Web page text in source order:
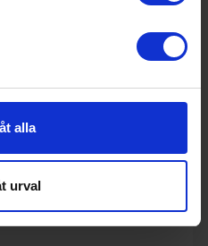
alla
urval